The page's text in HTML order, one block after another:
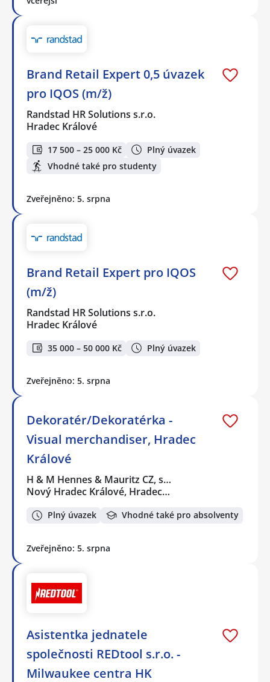
Brand Retail Expert 0,5 úvazek
pro IQOS (m/ž)
Randstad HR Solutions s.r.o.
Hradec Králové
17 500 – 25 000 Kč
Plný úvazek
Vhodné také pro studenty
Zveřejněno: 5. srpna
Brand Retail Expert pro IQOS
(m/ž)
Randstad HR Solutions s.r.o.
Hradec Králové
35 000 – 50 000 Kč Plný úvazek
Zveřejněno: 5. srpna
Dekoratér/Dekoratérka -
Visual merchandiser, Hradec
Králové
H & M Hennes & Mauritz CZ, s…
Nový Hradec Králové, Hradec…
Plný úvazek Vhodné také pro absolventy
Zveřejněno: 5. srpna
Asistentka jednatele
společnosti REDtool s.r.o. -
Milwaukee centra HK